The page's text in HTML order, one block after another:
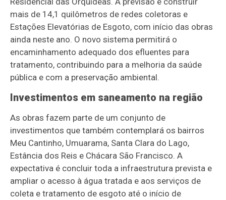
mais de 14,1 quilômetros de redes coletoras e
Estações Elevatórias de Esgoto, com início das obras
ainda neste ano. O novo sistema permitirá o
encaminhamento adequado dos efluentes para
tratamento, contribuindo para a melhoria da saúde
pública e com a preservação ambiental.
Investimentos em saneamento na região
As obras fazem parte de um conjunto de
investimentos que também contemplará os bairros
Meu Cantinho, Umuarama, Santa Clara do Lago,
Estância dos Reis e Chácara São Francisco. A
expectativa é concluir toda a infraestrutura prevista e
ampliar o acesso à água tratada e aos serviços de
coleta e tratamento de esgoto até o início de